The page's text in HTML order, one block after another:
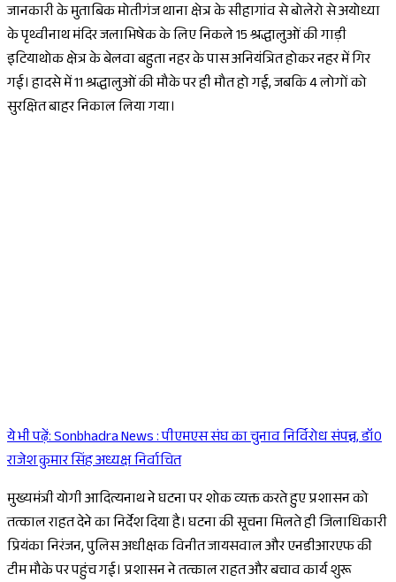
जानकारी के मुताबिक मोतीगंज थाना क्षेत्र के सीहागांव से बोलेरो से अयोध्या
के पृथ्वीनाथ मंदिर जलाभिषेक के लिए निकले 15 श्रद्धालुओं की गाड़ी
इटियाथोक क्षेत्र के बेलवा बहुता नहर के पास अनियंत्रित होकर नहर में गिर
गई। हादसे में 11 श्रद्धालुओं की मौके पर ही मौत हो गई, जबकि 4 लोगों को
सुरक्षित बाहर निकाल लिया गया।
Sponsored
ये भी पढ़ें:Sonbhadra News : पीएमएस संघ का चुनाव निर्विरोध संपन्न, डॉ0
राजेश कुमार सिंह अध्यक्ष निर्वाचित
मुख्यमंत्री योगी आदित्यनाथ ने घटना पर शोक व्यक्त करते हुए प्रशासन को
तत्काल राहत देने का निर्देश दिया है। घटना की सूचना मिलते ही जिलाधिकारी
प्रियंका निरंजन, पुलिस अधीक्षक विनीत जायसवाल और एनडीआरएफ की
टीम मौके पर पहुंच गई। प्रशासन ने तत्काल राहत और बचाव कार्य शुरू